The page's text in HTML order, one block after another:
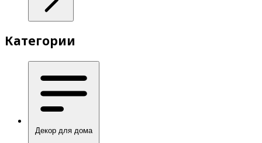
Категории
Декор для дома